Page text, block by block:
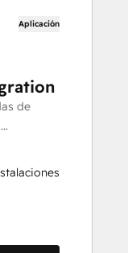
Aplicación
de